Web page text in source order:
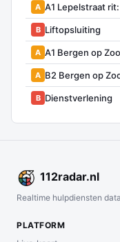
A A1 Lepelstraat
B Liftopsluiting
A A1 Bergen op
A B2 Bergen op
B Dienstverlening
112radar.nl
Realtime hulpdiensten
PLATFORM